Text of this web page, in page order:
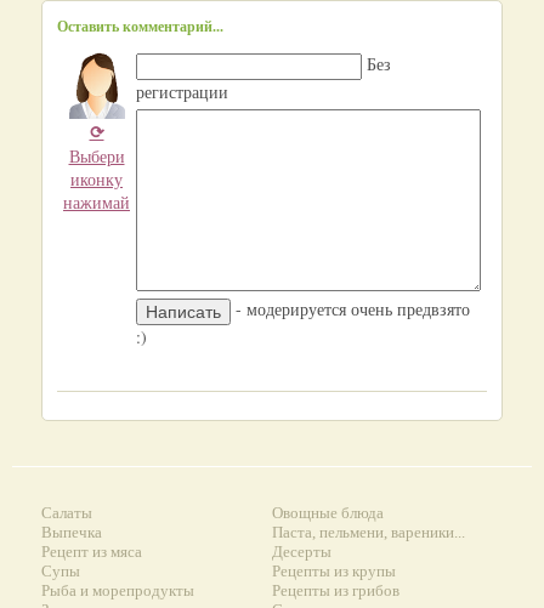
Оставить комментарий...
⟳
Выбери
иконку
нажимай
Без
регистрации
- модерируется очень предвзято
:)
Салаты
Выпечка
Рецепт из мяса
Супы
Рыба и морепродукты
Овощные блюда
Паста, пельмени, вареники...
Десерты
Рецепты из крупы
Рецепты из грибов